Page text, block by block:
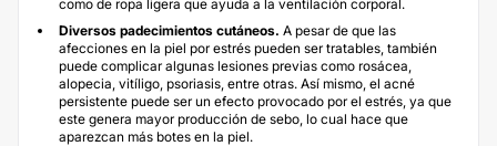
como de ropa ligera que ayuda a la ventilación corporal.
Diversos padecimientos cutáneos. A pesar de que las
afecciones en la piel por estrés pueden ser tratables, también
puede complicar algunas lesiones previas como rosácea,
alopecia, vitíligo, psoriasis, entre otras. Así mismo, el acné
persistente puede ser un efecto provocado por el estrés, ya que
este genera mayor producción de sebo, lo cual hace que
aparezcan más botes en la piel.